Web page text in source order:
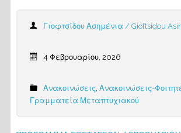
Γιοφτσίδου Ασημένια / Gioftsidou
4 Φεβρουαρίου, 2026
Ανακοινώσεις, Ανακοινώσεις-
Γραμματεία Μεταπτυχιακού